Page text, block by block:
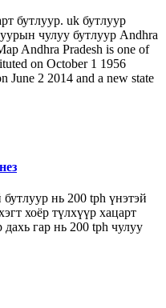
бутлуур. uk бутлуур
чулуу бутлуур Andhra
Andhra Pradesh is one of
on October 1 1956
June 2 2014 and a new state
нь 200 tph үнэтэй
хоёр түлхүүр хацарт
дахь гар нь 200 tph чулуу